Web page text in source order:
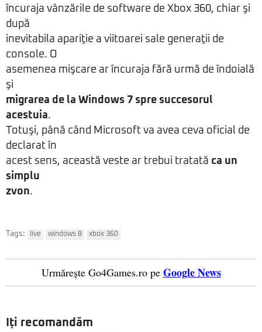
încuraja vânzările de software de Xbox 360, chiar şi
după
inevitabila apariţie a viitoarei sale generaţii de
console. O
asemenea mişcare ar încuraja fără urmă de îndoială
şi
migrarea de la Windows 7 spre succesorul
acestuia.
Totuşi, până când Microsoft va avea ceva oficial de
declarat în
acest sens, această veste ar trebui tratată ca un
simplu
zvon.
Tags: live windows 8 xbox 360
Urmărește Go4Games.ro pe Google News
Iți recomandăm